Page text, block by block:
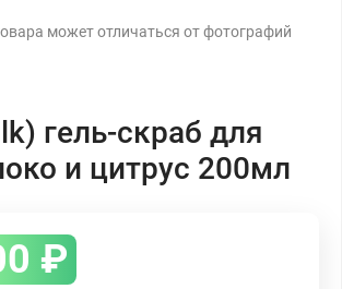
может отличаться от фотографий
гель-скраб для
и цитрус 200мл
₽